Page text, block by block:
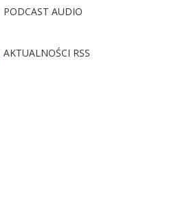
PODCAST AUDIO
AKTUALNOŚCI RSS